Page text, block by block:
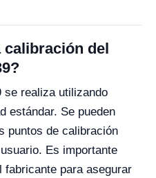
calibración del
se realiza utilizando
estándar. Se pueden
puntos de calibración
Es importante
para asegurar